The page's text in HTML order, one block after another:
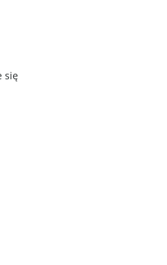
się